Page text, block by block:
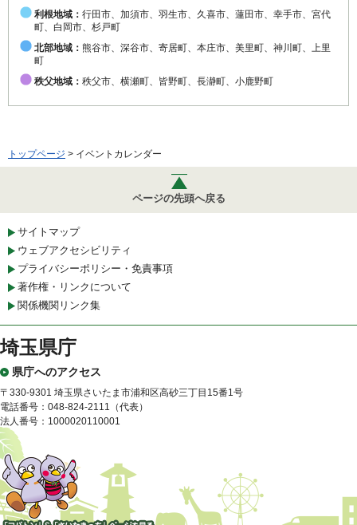
利根地域： 行田市、加須市、羽生市、久喜市、蓮田市、幸手市、宮代
町、白岡市、杉戸町
北部地域： 熊谷市、深谷市、寄居町、本庄市、美里町、神川町、上里
町
秩父地域： 秩父市、横瀬町、皆野町、長瀞町、小鹿野町
トップページ > イベントカレンダー
ページの先頭へ戻る
サイトマップ
ウェブアクセシビリティ
プライバシーポリシー・免責事項
著作権・リンクについて
関係機関リンク集
埼玉県庁
県庁へのアクセス
〒330-9301 埼玉県さいたま市浦和区高砂三丁目15番1号
電話番号：048-824-2111（代表）
法人番号：1000020110001